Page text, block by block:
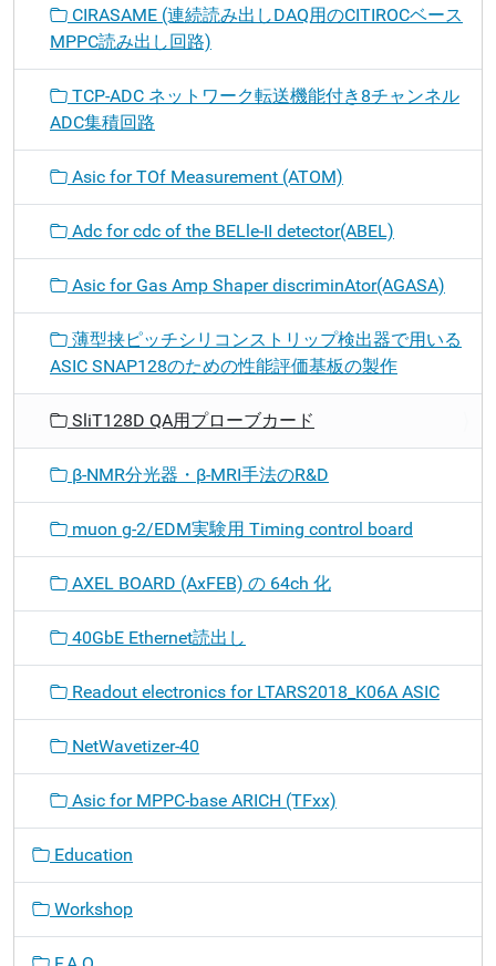
CIRASAME (連続読み出しDAQ用のCITIROCベース
MPPC読み出し回路)
TCP-ADC ネットワーク転送機能付き8チャンネル
ADC集積回路
Asic for TOf Measurement (ATOM)
Adc for cdc of the BELle-II detector(ABEL)
Asic for Gas Amp Shaper discriminAtor(AGASA)
薄型挟ピッチシリコンストリップ検出器で用いる
ASIC SNAP128のための性能評価基板の製作
SliT128D QA用プローブカード
β-NMR分光器・β-MRI手法のR&D
muon g-2/EDM実験用 Timing control board
AXEL BOARD (AxFEB) の 64ch 化
40GbE Ethernet読出し
Readout electronics for LTARS2018_K06A ASIC
NetWavetizer-40
Asic for MPPC-base ARICH (TFxx)
Education
Workshop